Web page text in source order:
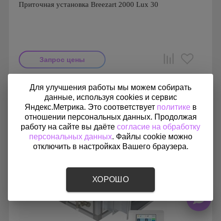
Приточная установка Breezart 2000 Lux 30
Запрос цены
Производитель: Breezart
Страна производства: Россия.
Для улучшения работы мы можем собирать
данные, используя cookies и сервис
Яндекс.Метрика. Это соответствует политикев
отношении персональных данных. Продолжая
работу на сайте вы даёте согласие на обработку
персональных данных. Файлы cookie можно
отключить в настройках Вашего браузера.
ХОРОШО